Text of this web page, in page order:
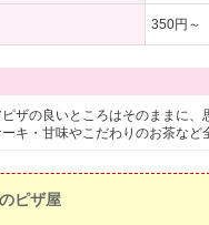
350円～
ザの良いところはそのままに
キ・甘味やこだわりのお茶な
ピザ屋